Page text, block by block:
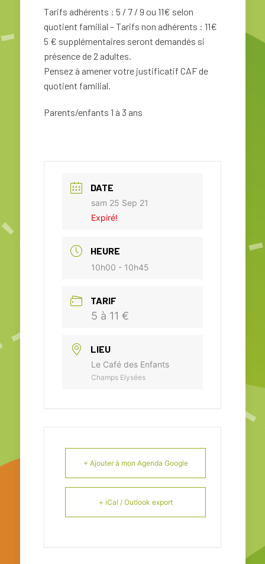
Tarifs adhérents : 5 / 7 / 9 ou 11€ selon
quotient familial – Tarifs non adhérents : 11€
5 € supplémentaires seront demandés si
présence de 2 adultes.
Pensez à amener votre justificatif CAF de
quotient familial.
Parents/enfants 1 à 3 ans
DATE
sam 25 Sep 21
Expiré!
HEURE
10h00 - 10h45
TARIF
5 à 11 €
LIEU
Le Café des Enfants
Champs Elysées
+ Ajouter à mon Agenda Google
+ iCal / Outlook export